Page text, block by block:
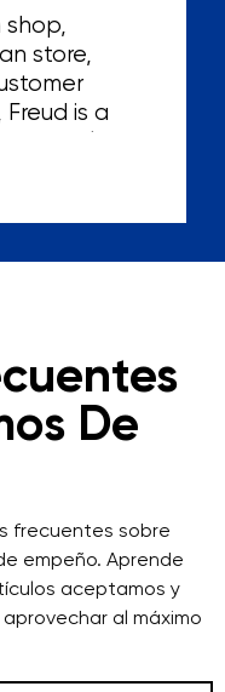
shop,
store,
is a
knows
De
frecuentes sobre
empeño. Aprende
aceptamos y
al máximo